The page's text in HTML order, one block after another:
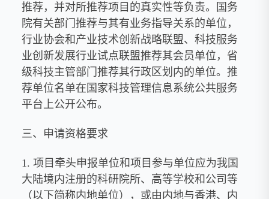
推荐，并对所推荐项目的真实性等负责。国务
院有关部门推荐与其有业务指导关系的单位，
行业协会和产业技术创新战略联盟、科技服务
业创新发展行业试点联盟推荐其会员单位，省
级科技主管部门推荐其行政区划内的单位。推
荐单位名单在国家科技管理信息系统公共服务
平台上公开公布。
三、申请资格要求
1. 项目牵头申报单位和项目参与单位应为我国
大陆境内注册的科研院所、高等学校和公司等
（以下简称内地单位），或由内地与香港、内